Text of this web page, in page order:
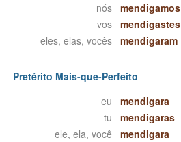
nós
mendigamos
vos
mendigastes
eles, elas, vocês
mendigaram
Pretérito Mais-que-Perfeito
eu
mendigara
tu
mendigaras
ele, ela, você
mendigara